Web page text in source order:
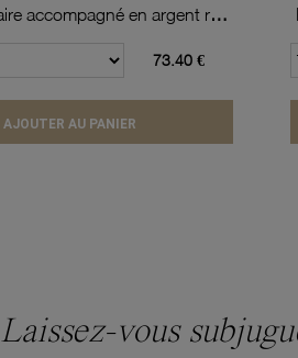
Bague solitaire accompagné en argent rhodié, oxydes de zirconium
73.40 €
AJOUTER AU PANIER
Laissez-vous